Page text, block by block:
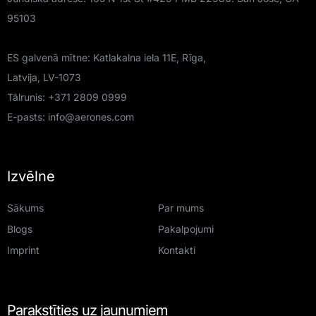
95103
ES galvenā mītne: Katlakalna iela 11E, Rīga,
Latvija, LV-1073
Tālrunis: +371 2809 0999
E-pasts: info@aerones.com
Izvēlne
Sākums
Par mums
Blogs
Pakalpojumi
Imprint
Kontakti
Parakstīties uz jaunumiem